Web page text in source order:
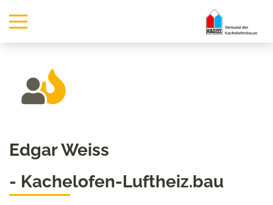
Edgar Weiss
- Kachelofen-Luftheiz.bau